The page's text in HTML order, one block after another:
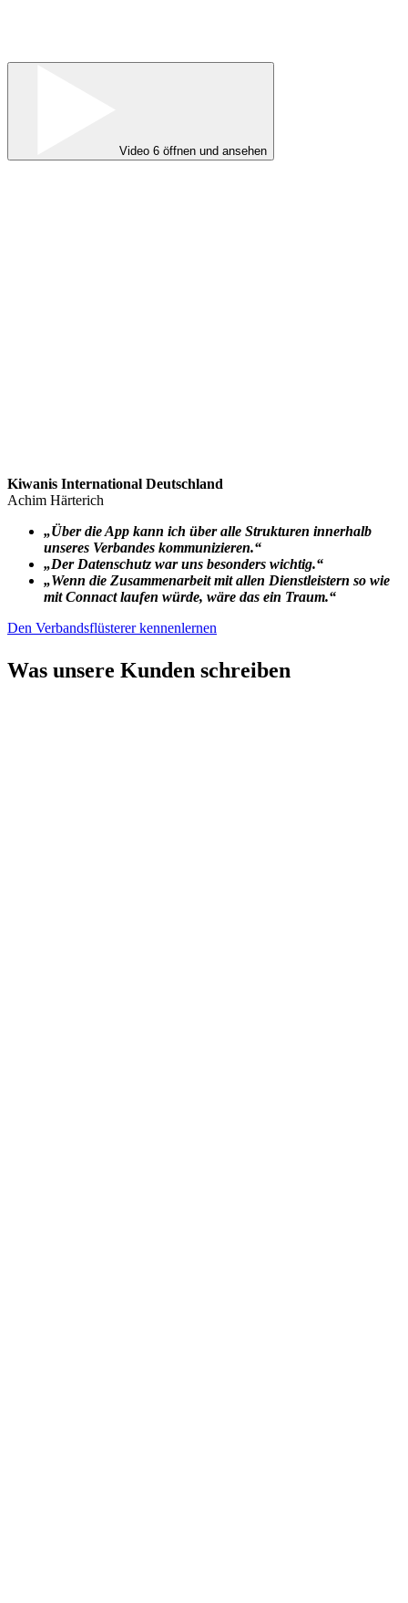
Video 6 öffnen und ansehen
Kiwanis International Deutschland
Achim Härterich
„Über die App kann ich über alle Strukturen innerhalb
unseres Verbandes kommunizieren.“
„Der Datenschutz war uns besonders wichtig.“
„Wenn die Zusammenarbeit mit allen Dienstleistern so wie
mit Connact laufen würde, wäre das ein Traum.“
Den Verbandsflüsterer kennenlernen
Was unsere Kunden schreiben